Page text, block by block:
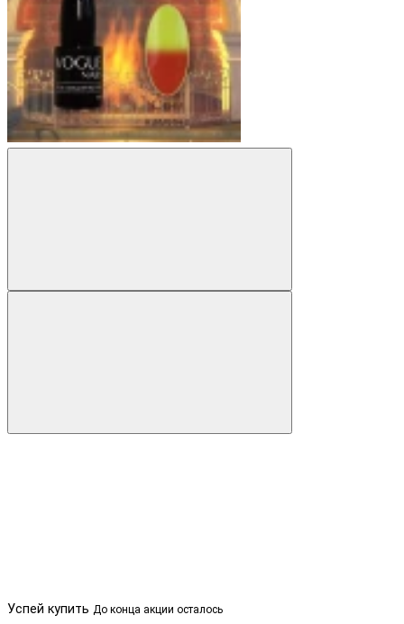
Успей купить До конца акции осталось